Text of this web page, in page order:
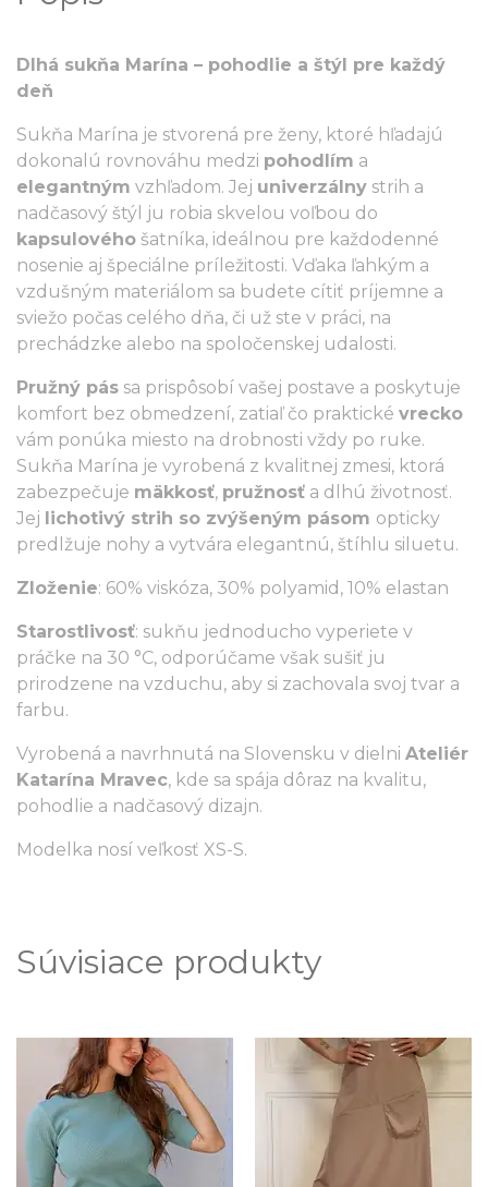
Dlhá sukňa Marína – pohodlie a štýl pre každý
deň
Sukňa Marína je stvorená pre ženy, ktoré hľadajú
dokonalú rovnováhu medzi pohodlím a
elegantným vzhľadom. Jej univerzálny strih a
nadčasový štýl ju robia skvelou voľbou do
kapsulového šatníka, ideálnou pre každodenné
nosenie aj špeciálne príležitosti. Vďaka ľahkým a
vzdušným materiálom sa budete cítiť príjemne a
sviežo počas celého dňa, či už ste v práci, na
prechádzke alebo na spoločenskej udalosti.
Pružný pás sa prispôsobí vašej postave a poskytuje
komfort bez obmedzení, zatiaľ čo praktické vrecko
vám ponúka miesto na drobnosti vždy po ruke.
Sukňa Marína je vyrobená z kvalitnej zmesi, ktorá
zabezpečuje mäkkosť, pružnosť a dlhú životnosť.
Jej lichotivý strih so zvýšeným pásom opticky
predlžuje nohy a vytvára elegantnú, štíhlu siluetu.
Zloženie: 60% viskóza, 30% polyamid, 10% elastan
Starostlivosť: sukňu jednoducho vyperiete v
práčke na 30 °C, odporúčame však sušiť ju
prirodzene na vzduchu, aby si zachovala svoj tvar a
farbu.
Vyrobená a navrhnutá na Slovensku v dielni Ateliér
Katarína Mravec, kde sa spája dôraz na kvalitu,
pohodlie a nadčasový dizajn.
Modelka nosí veľkosť XS-S.
Súvisiace produkty